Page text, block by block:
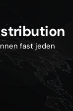
fast jeden